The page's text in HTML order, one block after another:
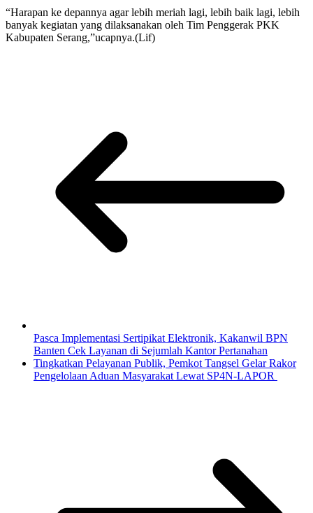
“Harapan ke depannya agar lebih meriah lagi, lebih baik lagi, lebih
banyak kegiatan yang dilaksanakan oleh Tim Penggerak PKK
Kabupaten Serang,”ucapnya.(Lif)
Pasca Implementasi Sertipikat Elektronik, Kakanwil BPN
Banten Cek Layanan di Sejumlah Kantor Pertanahan
Tingkatkan Pelayanan Publik, Pemkot Tangsel Gelar Rakor
Pengelolaan Aduan Masyarakat Lewat SP4N-LAPOR